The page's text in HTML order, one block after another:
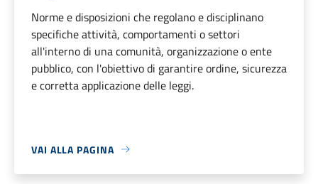
Norme e disposizioni che regolano e disciplinano
specifiche attività, comportamenti o settori
all'interno di una comunità, organizzazione o ente
pubblico, con l'obiettivo di garantire ordine, sicurezza
e corretta applicazione delle leggi.
VAI ALLA PAGINA